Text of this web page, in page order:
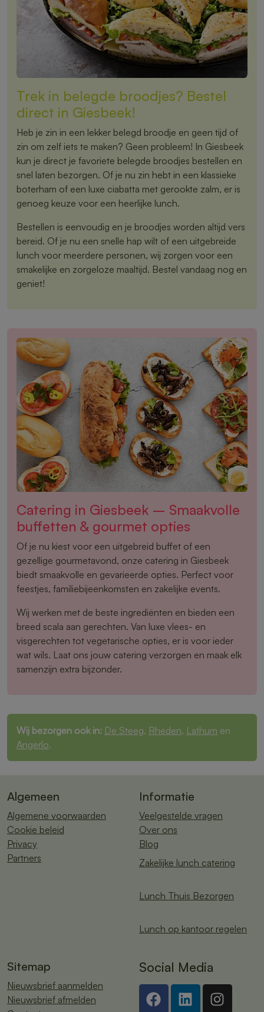
Trek in belegde broodjes? Bestel
direct in Giesbeek!
Heb je zin in een lekker belegd broodje en geen tijd of
zin om zelf iets te maken? Geen probleem! In Giesbeek
kun je direct je favoriete belegde broodjes bestellen en
snel laten bezorgen. Of je nu zin hebt in een klassieke
boterham of een luxe ciabatta met gerookte zalm, er is
genoeg keuze voor een heerlijke lunch.
Bestellen is eenvoudig en je broodjes worden altijd vers
bereid. Of je nu een snelle hap wilt of een uitgebreide
lunch voor meerdere personen, wij zorgen voor een
smakelijke en zorgeloze maaltijd. Bestel vandaag nog en
geniet!
Catering in Giesbeek – Smaakvolle
buffetten & gourmet opties
Of je nu kiest voor een uitgebreid buffet of een
gezellige gourmetavond, onze catering in Giesbeek
biedt smaakvolle en gevarieerde opties. Perfect voor
feestjes, familiebijeenkomsten en zakelijke events.
Wij werken met de beste ingrediënten en bieden een
breed scala aan gerechten. Van luxe vlees- en
visgerechten tot vegetarische opties, er is voor ieder
wat wils. Laat ons jouw catering verzorgen en maak elk
samenzijn extra bijzonder.
Wij bezorgen ook in: De Steeg, Rheden, Lathum en
Angerlo.
Algemeen
Algemene voorwaarden
Cookie beleid
Privacy
Partners
Informatie
Veelgestelde vragen
Over ons
Blog
Zakelijke lunch catering
Lunch Thuis Bezorgen
Lunch op kantoor regelen
Sitemap
Nieuwsbrief aanmelden
Nieuwsbrief afmelden
Social Media